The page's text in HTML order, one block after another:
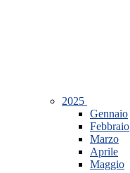
2025
Gennaio
Febbraio
Marzo
Aprile
Maggio